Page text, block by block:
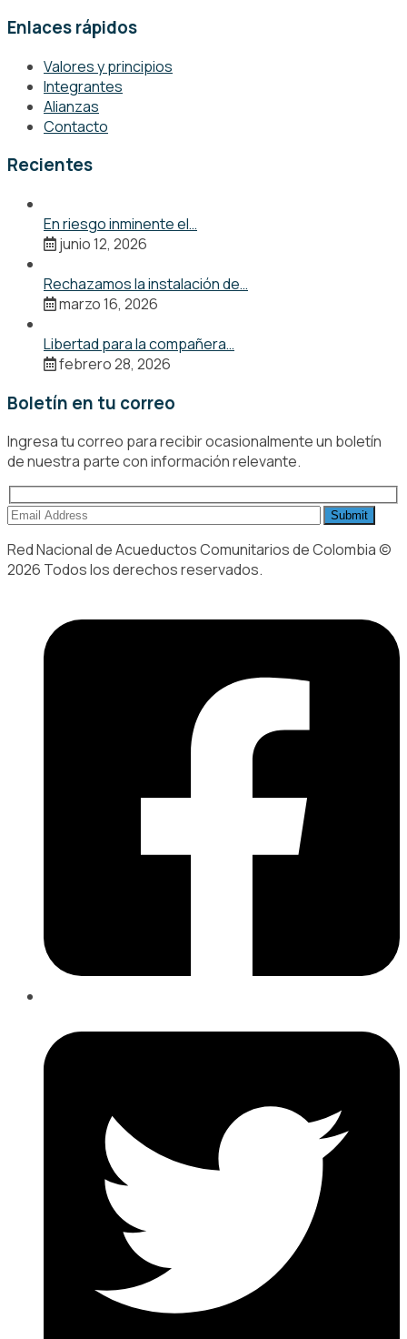
Enlaces rápidos
Valores y principios
Integrantes
Alianzas
Contacto
Recientes
En riesgo inminente el…
junio 12, 2026
Rechazamos la instalación de…
marzo 16, 2026
Libertad para la compañera…
febrero 28, 2026
Boletín en tu correo
Ingresa tu correo para recibir ocasionalmente un boletín
de nuestra parte con información relevante.
Red Nacional de Acueductos Comunitarios de Colombia ©
2026 Todos los derechos reservados.